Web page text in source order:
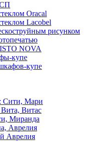
Oracal
Lacobel
рисунком
NOVA
купе
купе
Сити, Мари
Витас
Миранда
Аврелия
Аврелия